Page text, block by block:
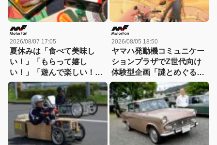
2026/08/07 17:05
夏休みは「食べて美味し
い！」「もらって嬉し
い！」「遊んで楽しい！」
GAZOO Racingとコラボす
るスシローへGO！
2026/08/05 18:50
ヤマハ発動機コミュニケー
ションプラザでZ世代向け
体験型企画「謎とめぐる記
憶の旅」が実施中！